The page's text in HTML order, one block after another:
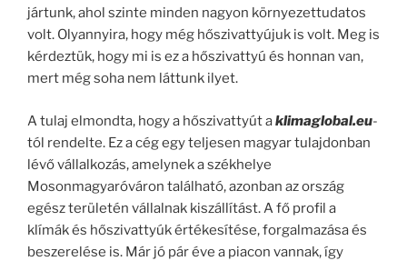
jártunk, ahol szinte minden nagyon környezettudatos
volt. Olyannyira, hogy még hőszivattyújuk is volt. Meg is
kérdeztük, hogy mi is ez a hőszivattyú és honnan van,
mert még soha nem láttunk ilyet.
A tulaj elmondta, hogy a hőszivattyút aklimaglobal.eu-
tól rendelte. Ez a cég egy teljesen magyar tulajdonban
lévő vállalkozás, amelynek a székhelye
Mosonmagyaróváron található, azonban az ország
egész területén vállalnak kiszállítást. A fő profil a
klímák és hőszivattyúk értékesítése, forgalmazása és
beszerelése is. Már jó pár éve a piacon vannak, így